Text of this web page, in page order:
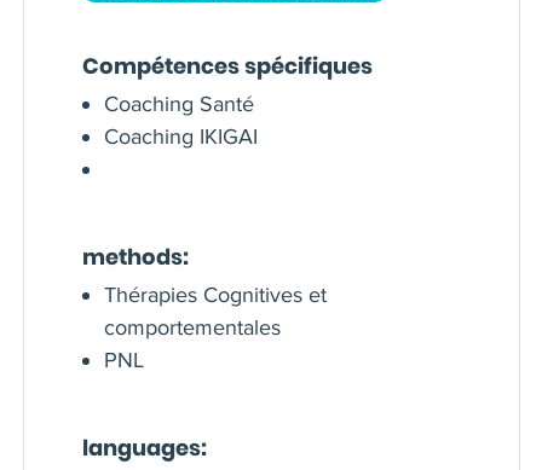
Compétences spécifiques
Coaching Santé
Coaching IKIGAI
methods:
Thérapies Cognitives et
comportementales
PNL
languages: